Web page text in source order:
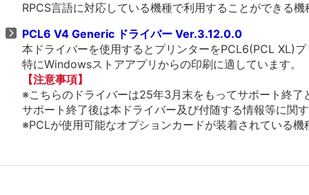
RPCS言語に対応している機種で利用することができる
PCL6 V4 Generic ドライバー Ver.3.12.0.0
本ドライバーを使用するとプリンターをPCL6(PCL XL)
特にWindowsストアアプリからの印刷に適しています。
【注意事項】
※こちらのドライバーは25年3月末をもってサポート終了
サポート終了後は本ドライバー及び付随する情報等に関
※PCLが使用可能なオプションカードが装着されている